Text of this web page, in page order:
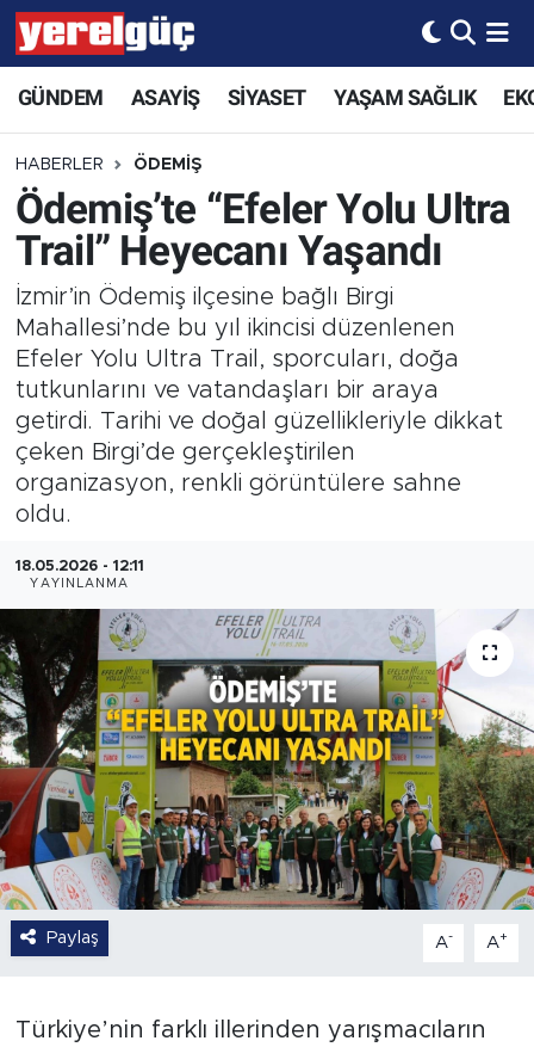
GÜNDEM ASAYİŞ SİYASET YAŞAM SAĞLIK
HABERLER ÖDEMİŞ
Ödemiş’te “Efeler Yolu Ultra
Trail” Heyecanı Yaşandı
İzmir’in Ödemiş ilçesine bağlı Birgi
Mahallesi’nde bu yıl ikincisi düzenlenen
Efeler Yolu Ultra Trail, sporcuları, doğa
tutkunlarını ve vatandaşları bir araya
getirdi. Tarihi ve doğal güzellikleriyle dikkat
çeken Birgi’de gerçekleştirilen
organizasyon, renkli görüntülere sahne
oldu.
18.05.2026 - 12:11
YAYINLANMA
Paylaş A- A+
Türkiye’nin farklı illerinden yarışmacıların